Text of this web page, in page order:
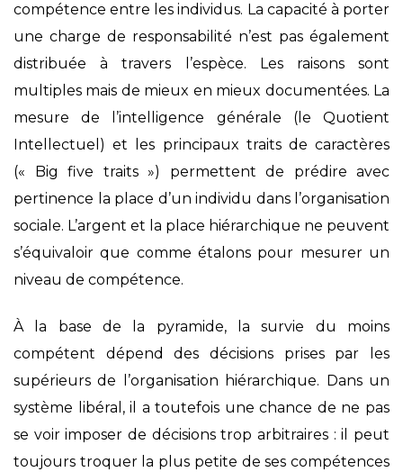
compétence entre les individus. La capacité à porter
une charge de responsabilité n’est pas également
distribuée à travers l’espèce. Les raisons sont
multiples mais de mieux en mieux documentées. La
mesure de l’intelligence générale (le Quotient
Intellectuel) et les principaux traits de caractères
(« Big five traits ») permettent de prédire avec
pertinence la place d’un individu dans l’organisation
sociale. L’argent et la place hiérarchique ne peuvent
s’équivaloir que comme étalons pour mesurer un
niveau de compétence.
À la base de la pyramide, la survie du moins
compétent dépend des décisions prises par les
supérieurs de l’organisation hiérarchique. Dans un
système libéral, il a toutefois une chance de ne pas
se voir imposer de décisions trop arbitraires : il peut
toujours troquer la plus petite de ses compétences